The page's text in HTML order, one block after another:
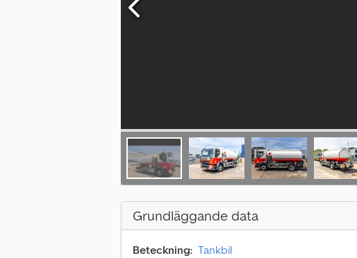
Grundläggande data
Beteckning: Tankbil